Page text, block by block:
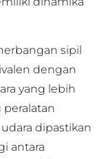
sipil
dengan
yang lebih
dipastikan
antara